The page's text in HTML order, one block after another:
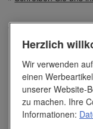
Herzlich
Wir verwenden
einen
unserer Website-
zu machen. Ihre
Informationen: